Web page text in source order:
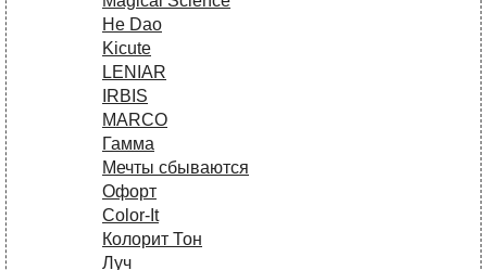
He Dao
Kicute
LENIAR
IRBIS
MARCO
Гамма
Мечты сбываются
Офорт
Сolor-It
Колорит Тон
Луч